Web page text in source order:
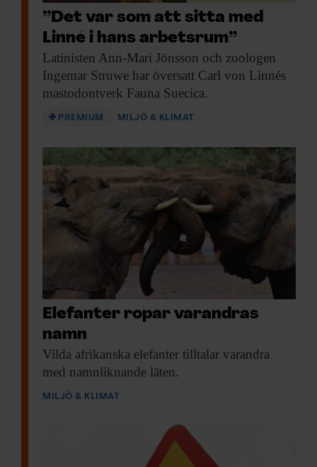
”Det var som att sitta med
Linné i hans arbetsrum”
Latinisten Ann-Mari Jönsson och zoologen
Ingemar Struwe har översatt Carl von Linnés
mastodontverk Fauna Suecica.
PREMIUM MILJÖ & KLIMAT
Elefanter ropar varandras
namn
Vilda afrikanska elefanter tilltalar varandra
med namnliknande läten.
MILJÖ & KLIMAT